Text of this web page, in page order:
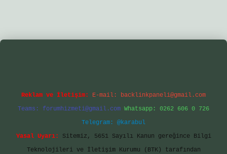
betexper yeni giriş
Reklam ve İletişim: E-mail: backlinkpaneli@gmail.com
Teams: forumhizmeti@gmail.com Whatsapp: 0262 606 0 726
Telegram: @karabul
Yasal Uyarı:
Sitemiz, 5651 Sayılı Kanun gereğince Bilgi
Teknolojileri ve İletişim Kurumu (BTK) tarafından